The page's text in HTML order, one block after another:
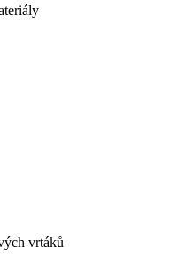
vrtáků